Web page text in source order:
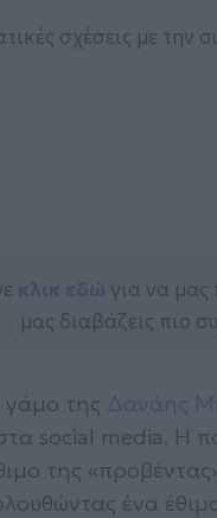
σχέσεις με
κλικ εδώ για να μας
μας διαβάζεις πιο
της Δανάης
social media. Η
της
ένα